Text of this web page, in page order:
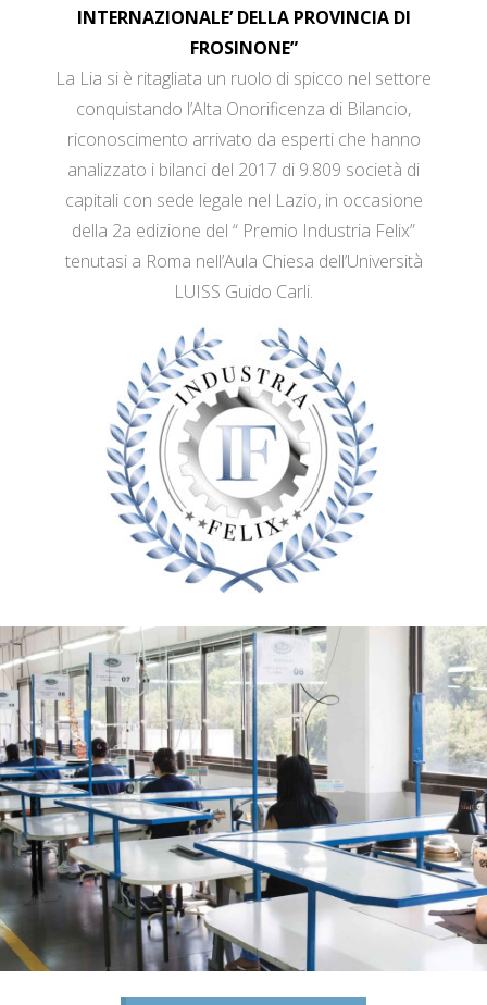
INTERNAZIONALE’ DELLA PROVINCIA DI
FROSINONE”
La Lia si è ritagliata un ruolo di spicco nel settore
conquistando l’Alta Onorificenza di Bilancio,
riconoscimento arrivato da esperti che hanno
analizzato i bilanci del 2017 di 9.809 società di
capitali con sede legale nel Lazio, in occasione
della 2a edizione del “ Premio Industria Felix”
tenutasi a Roma nell’Aula Chiesa dell’Università
LUISS Guido Carli.